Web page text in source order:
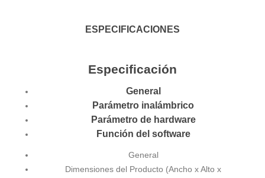
ESPECIFICACIONES
Especificación
General
Parámetro inalámbrico
Parámetro de hardware
Función del software
General
Dimensiones del Producto (Ancho x Alto x